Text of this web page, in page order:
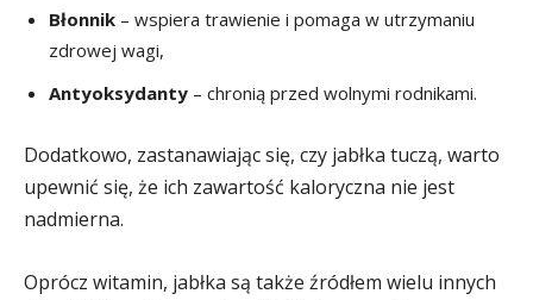
Błonnik – wspiera trawienie i pomaga w utrzymaniu
zdrowej wagi,
Antyoksydanty – chronią przed wolnymi rodnikami.
Dodatkowo, zastanawiając się, czy jabłka tuczą, warto
upewnić się, że ich zawartość kaloryczna nie jest
nadmierna.
Oprócz witamin, jabłka są także źródłem wielu innych